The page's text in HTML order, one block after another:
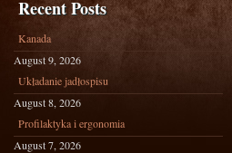
Recent Posts
Kanada
August 9, 2026
Układanie jadłospisu
August 8, 2026
Profilaktyka i ergonomia
August 7, 2026